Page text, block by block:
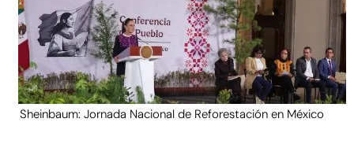
Sheinbaum: Jornada Nacional de Reforestación en México